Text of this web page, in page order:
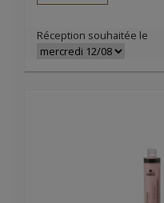
Réception souhaitée le